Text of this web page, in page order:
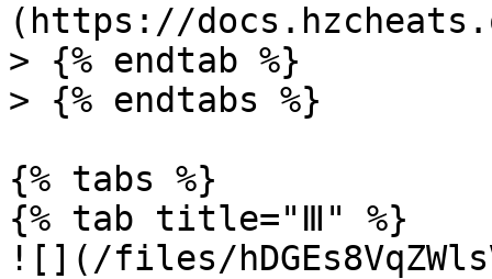
(https://
> {% endtab %}
> {% endtabs %}
{% tabs %}
{% tab title="Ⅲ" %}
![](/files/